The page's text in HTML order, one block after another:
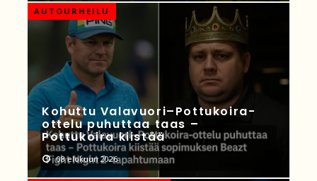
AUTOURHEILU
Kohuttu Valavuori–Pottukoira-
ottelu puhuttaa taas –
Pottukoira kiistää
08 elokuun 2026